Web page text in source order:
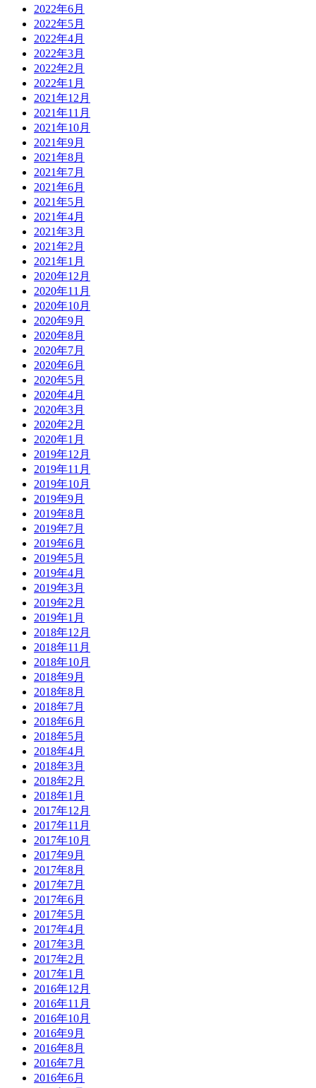
2022年6月
2022年5月
2022年4月
2022年3月
2022年2月
2022年1月
2021年12月
2021年11月
2021年10月
2021年9月
2021年8月
2021年7月
2021年6月
2021年5月
2021年4月
2021年3月
2021年2月
2021年1月
2020年12月
2020年11月
2020年10月
2020年9月
2020年8月
2020年7月
2020年6月
2020年5月
2020年4月
2020年3月
2020年2月
2020年1月
2019年12月
2019年11月
2019年10月
2019年9月
2019年8月
2019年7月
2019年6月
2019年5月
2019年4月
2019年3月
2019年2月
2019年1月
2018年12月
2018年11月
2018年10月
2018年9月
2018年8月
2018年7月
2018年6月
2018年5月
2018年4月
2018年3月
2018年2月
2018年1月
2017年12月
2017年11月
2017年10月
2017年9月
2017年8月
2017年7月
2017年6月
2017年5月
2017年4月
2017年3月
2017年2月
2017年1月
2016年12月
2016年11月
2016年10月
2016年9月
2016年8月
2016年7月
2016年6月